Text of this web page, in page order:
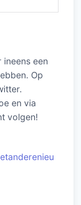
een
Op
en via
volgen!